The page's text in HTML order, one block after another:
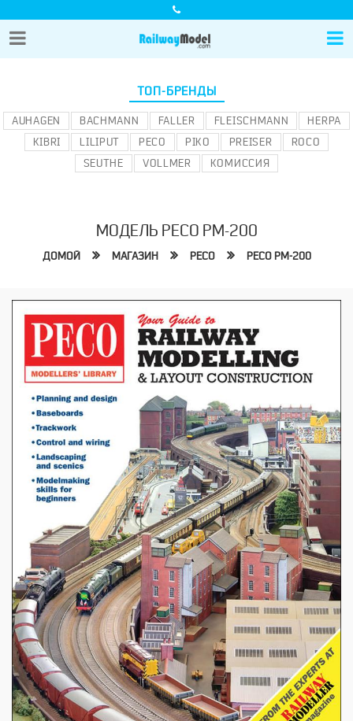
ТОП-БРЕНДЫ
AUHAGEN BACHMANN FALLER FLEISCHMANN
HERPA
KIBRI
LILIPUT PECO PIKO PREISER
ROCO
SEUTHE
VOLLMER КОМИССИЯ
МОДЕЛЬ PECO PM-200
ДОМОЙ МАГАЗИН PECO PECO PM-200